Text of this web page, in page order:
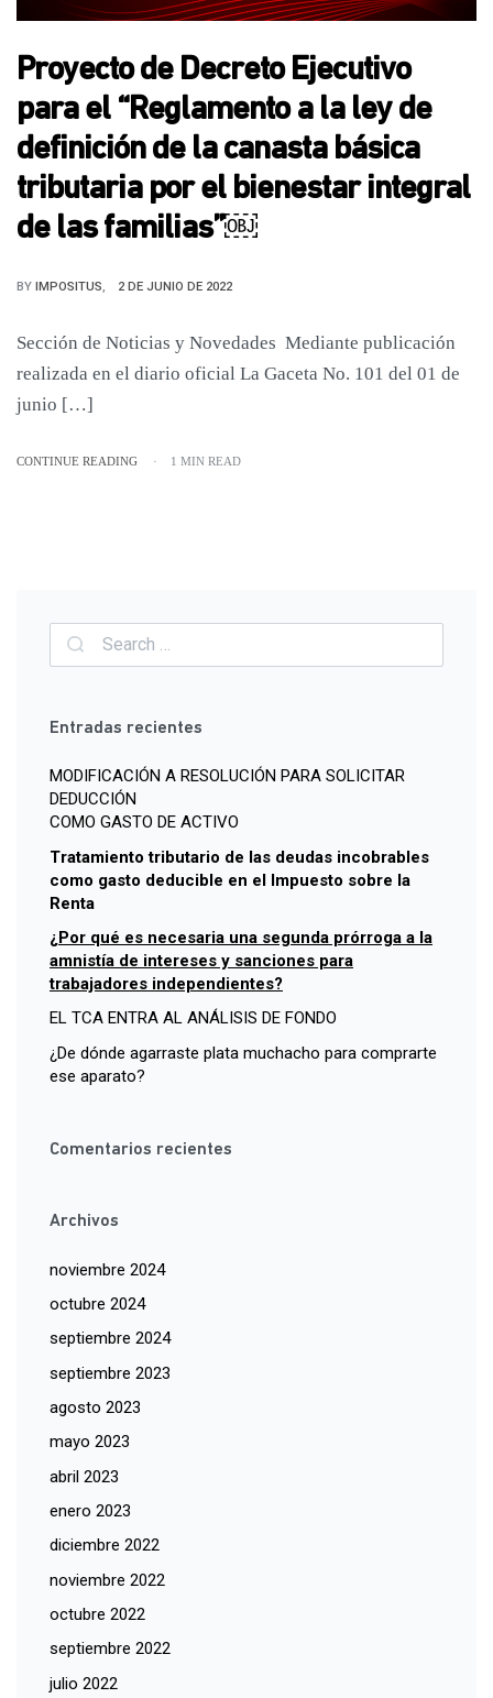
Proyecto de Decreto Ejecutivo
para el “Reglamento a la ley de
definición de la canasta básica
tributaria por el bienestar integral
de las familias”￼
BY IMPOSITUS 2 DE JUNIO DE 2022
Sección de Noticias y Novedades Mediante publicación
realizada en el diario oficial La Gaceta No. 101 del 01 de
junio […]
CONTINUE READING 1 MIN READ
Entradas recientes
MODIFICACIÓN A RESOLUCIÓN PARA SOLICITAR
DEDUCCIÓN
COMO GASTO DE ACTIVO
Tratamiento tributario de las deudas incobrables
como gasto deducible en el Impuesto sobre la
Renta
¿Por qué es necesaria una segunda prórroga a la
amnistía de intereses y sanciones para
trabajadores independientes?
EL TCA ENTRA AL ANÁLISIS DE FONDO
¿De dónde agarraste plata muchacho para comprarte
ese aparato?
Comentarios recientes
Archivos
noviembre 2024
octubre 2024
septiembre 2024
septiembre 2023
agosto 2023
mayo 2023
abril 2023
enero 2023
diciembre 2022
noviembre 2022
octubre 2022
septiembre 2022
julio 2022